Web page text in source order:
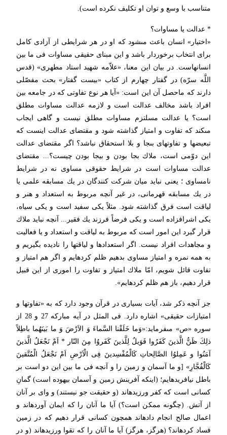
متناسب با وسع و توان او تكلیف نكرده است).
* عدالت یا مساوات؟
«اختیار» انسان باعث مى‏شود كه او در هر شرایطى از آزادى كامل
براى انتخاب برخوردار باشد و این مبناى حقیقى مساوات فى ما بین
انسانهاست. در بیان این معنا، «علاّمه شهید استاد مطهرى» (قدس
اللَّه سرّه) در گفتار چهارم از كتاب «بیست گفتار» بحث مفصّلى
دارند كه ماحصل آن این است: «آیا هر نوع تفاوتى كه در جامعه بین
افراد باشد مخالف عدالت است و لازمه عدالت مساوات مطلق
است؟ یا عدالت مسلتزم مساوات مطلق نیست و گاهى ایجاب
مى‏كند كه تفاوت و امتیاز گذاشته شود و مقتضاى عدالت اینست كه
تبعیض‏ها و تفاوتهاى بى‏جا و بلا استحقاق نباشد؟ اگر مقتضاى عدالت
این دوّمى است، ملاك بجا بودن و بیجا بودن چیست؟... مقتضاى
عدالت مساوات است در شرایط حقوقى مساوى نه در شرایط
نامساوى ؛ یعنى نباید میان شركت كنندگان در یك مسابقه علمى یا
در یك مسابقه قهرمانى، در غیر آنچه مربوط به استعداد و هنر و
لیاقت است فرق گذاشته شود. مثلاً یكى سفید است و یكى سیاه،
یكى اشراف‏زاده است و یكى فرضاً فرزند یك فقیر... آنچه نباید ملاك
قرار گیرد این امور است كه مربوط به لیاقت و استعداد و یا فعالیت
و مجاهدات افراد نیست. اگر استعدادها و لیاقتها را نادیده بگیریم و
به همه نمره و امتیاز مساوى بدهیم ظلم كرده‏ایم و اگر هم امتیاز و
تفاوت قائل شویم، امّا ملاك امتیاز و تفاوت را امورى از این قبیل
قرار دهیم، باز هم ظلم كرده‏ایم».
جز آنچه ذكر شد، آیات بسیارى در قرآن وجود دارد كه به «تفاوتها و
امتیازات حقیقى» اشاره دارد. فى المثل در آیه مباركه 27 و 28 از
سوره «ص» مى‏فرماید:«وَما خَلَقْنا السَّماءَ وَ الاَرْضَ وَ ما بَینَهُما باطِلاً
ذلِكَ ظَنُّ الَّذینَ كَفَرُوا فَوَیلٌ لِلَّذینَ كَفَروُا مِنَ النّار * اَمْ نَجْعَلُ الَّذینَ
آمَنُوا و عَمِلوُا الصَّالِحاتِ كَالْمُفْسِدینَ فِى الْاَرْضِ اَمْ نَجْعَلُ الْمُتَّقینَ
كَالْفُجَّارِ» [و ما آسمان و زمین را و آنچه فى ما بین این دو است بر
باطل نیافریده‏ایم؛ (اینكه آفرینش زمین و آسمان بیهوده است) گمانِ
كسانى است كه كفر ورزیده‏اند (و حقیقت جو نیستند) و واى بر آنان
از آتش. (چگونه ممكن است؟) آیا ما آنان را كه ایمان آورده‏اند و
اعمال صالح انجام داده‏اند همچون كسانى قرار دهیم كه در زمین
فساد كرده‏اند؟ (هرگز، هرگز) آیا ما آنان را كه تقوا ورزیده‏اند (و در